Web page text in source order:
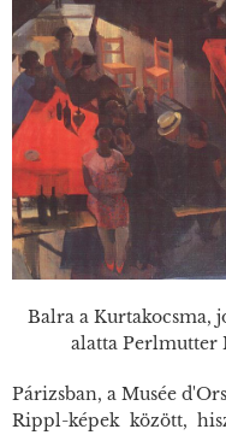
Balra a Kurtakocsma,
alatta Perlmutter
Párizsban, a Musée
Rippl-képek között,